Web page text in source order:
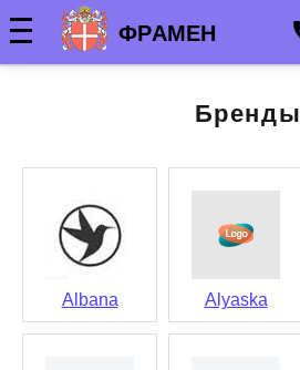
ФРАМЕН
Бренды
Albana Alyaska